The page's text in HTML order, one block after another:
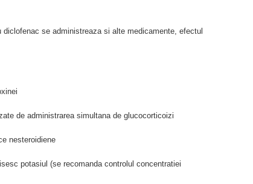
se administreaza si alte medicamente, efectul
de administrarea simultana de glucocorticoizi
nesteroidiene
potasiul (se recomanda controlul concentratiei